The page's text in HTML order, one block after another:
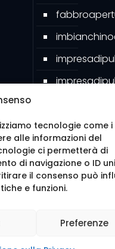
tecnologie come i
alle informazioni del
ci permetterà di
di navigazione o ID
il consenso può
e funzioni.
Preferenze
Mister
© 2016 Web